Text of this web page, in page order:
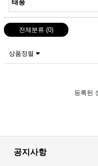
전체분류(0)
상품정렬
등록된
공지사항